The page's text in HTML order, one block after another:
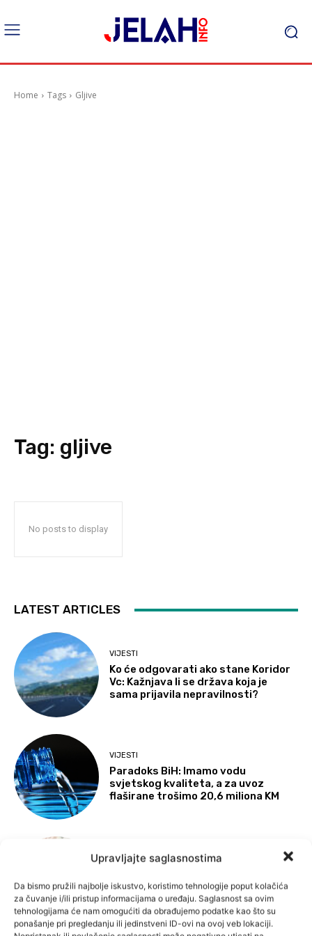
Upravljajte saglasnostima
Da bismo pružili najbolje iskustvo, koristimo tehnologije poput kolačića
za čuvanje i/ili pristup informacijama o uređaju. Saglasnost sa ovim
tehnologijama će nam omogućiti da obrađujemo podatke kao što su
ponašanje pri pregledanju ili jedinstveni ID-ovi na ovoj veb lokaciji.
Home Tags Gljive
Tag: gljive
No posts to display
LATEST ARTICLES
VIJESTI
Ko će odgovarati ako stane Koridor
Vc: Kažnjava li se država koja je
sama prijavila nepravilnosti?
VIJESTI
Paradoks BiH: Imamo vodu
svjetskog kvaliteta, a za uvoz
flaširane trošimo 20,6 miliona KM
Transparency International
upozorio: Podijeljeno 45 miliona KM
budžetskog novca pred izbore, CIK
ne kažnjava